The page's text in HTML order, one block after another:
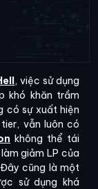
, việc sử dụng
khó khăn trầm
có sự xuất hiện
vẫn luôn có
không thể tái
giảm LP của
cũng là một
sử dụng khá